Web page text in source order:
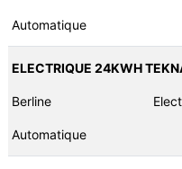
Automatique
ELECTRIQUE 24KWH
Berline
Automatique